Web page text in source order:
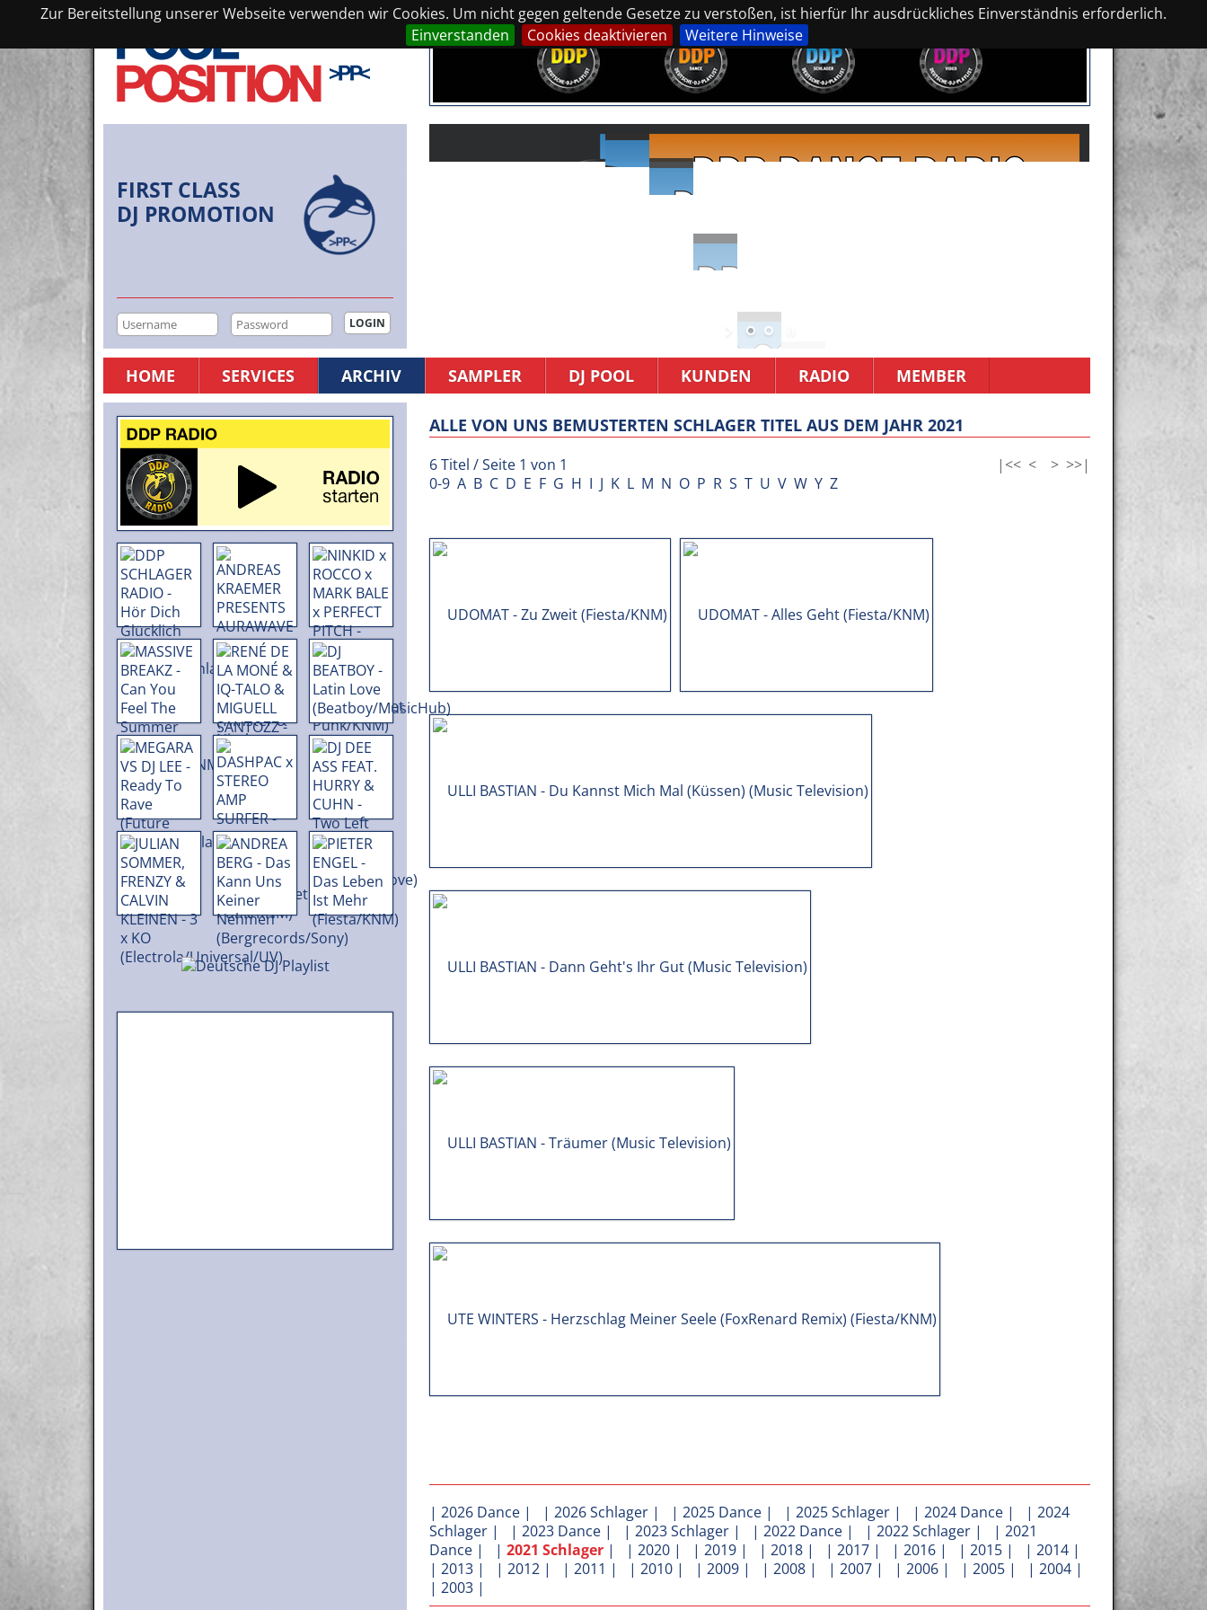
Zur Bereitstellung unserer Webseite verwenden wir Cookies. Um nicht gegen geltende Gesetze zu verstoßen, ist hierfür Ihr ausdrückliches Einverständnis erforderlich.
Einverstanden
Cookies deaktivieren Weitere Hinweise
FIRST CLASS
DJ PROMOTION
HOME SERVICES ARCHIV SAMPLER DJ POOL KUNDEN RADIO MEMBER
ALLE VON UNS BEMUSTERTEN SCHLAGER TITEL AUS DEM JAHR 2021
6 Titel / Seite 1 von 1 |<< < > >>|
0-9 A B C D E F G H I J K L M N O P R S T U V W Y Z
| 2026 Dance | | 2026 Schlager | | 2025 Dance | | 2025 Schlager | | 2024 Dance | | 2024
Schlager | | 2023 Dance | | 2023 Schlager | | 2022 Dance | | 2022 Schlager | | 2021
Dance | | 2021 Schlager | | 2020 | | 2019 | | 2018 | | 2017 | | 2016 | | 2015 | | 2014 |
| 2013 | | 2012 | | 2011 | | 2010 | | 2009 | | 2008 | | 2007 | | 2006 | | 2005 | | 2004 |
| 2003 |